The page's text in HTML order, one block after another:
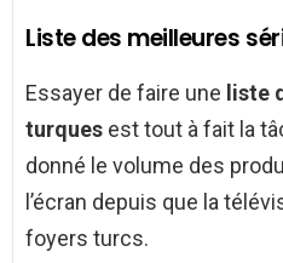
Liste des meilleures
Essayer de faire une liste
turques est tout à fait la
donné le volume des
l’écran depuis que la
foyers turcs.